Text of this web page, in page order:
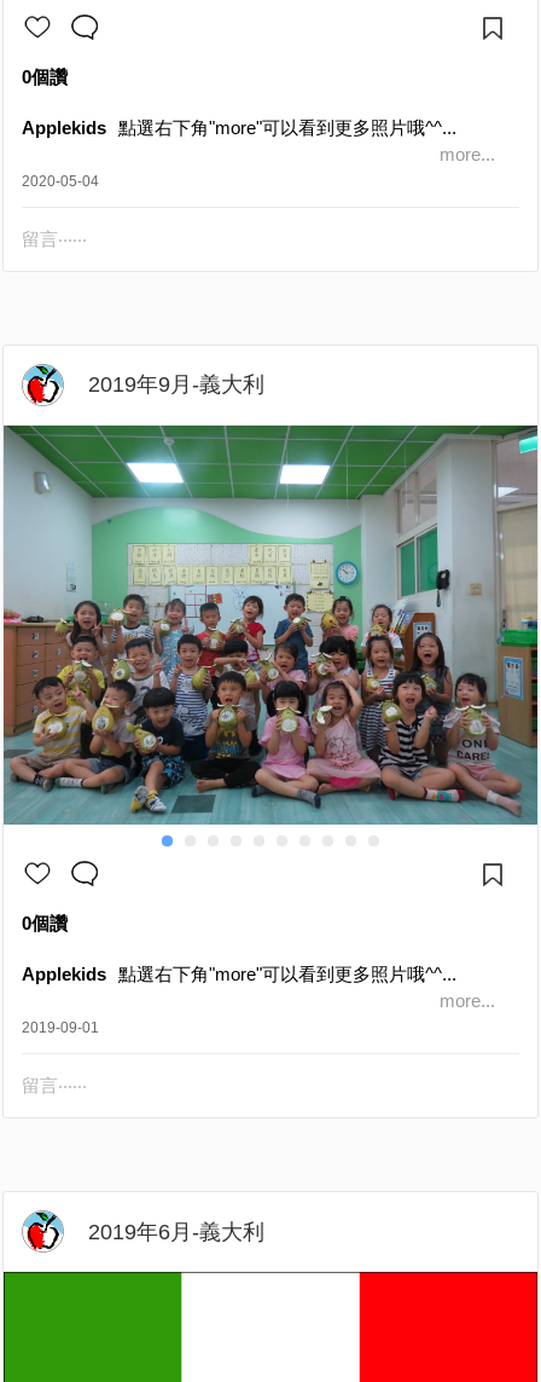
0個讚
Applekids
點選右下角"more"可以看到更多照片哦^^...
more...
2020-05-04
留言‧‧‧‧‧‧
2019年9月-義大利
0個讚
Applekids
點選右下角"more"可以看到更多照片哦^^...
more...
2019-09-01
留言‧‧‧‧‧‧
2019年6月-義大利